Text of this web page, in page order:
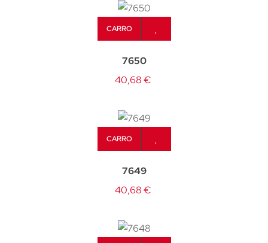
CARRO
7650
40,68 €
CARRO
7649
40,68 €